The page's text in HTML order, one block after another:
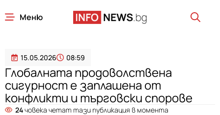
Меню
15.05.2026 08:59
Глобалната продоволствена
сигурност е заплашена от
конфликти и търговски спорове
24човека четат тази публикация в момента